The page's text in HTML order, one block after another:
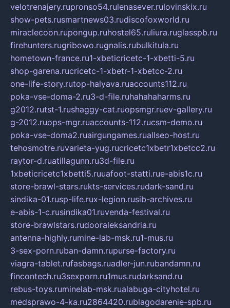
velotrenajery.rupronso54.rulenasever.rulovinskix.ru
show-pets.rusmartnews03.rudiscofoxworld.ru
miraclecoon.rupongup.ruhostel65.ruliura.ruglasspb.ru
firehunters.rugribowo.rugnalis.rubulkitula.ru
hometown-france.ru1-xbeticricetc-1-xbetti-5.ru
shop-garena.rucricetc-1-xbetr-1-xbetcc-2.ru
one-life-story.rutop-halyava.ruaccounts112.ru
poka-vse-doma-2.ru3-d-file.ruhahahaharms.ru
g2012.rutst-1.rushaggy-cat.ruopsmgr.ruev-gallery.ru
g-2012.ruops-mgr.ruaccounts-112.rucsm-demo.ru
poka-vse-doma2.ruairgungames.ruallseo-host.ru
tehosmotre.ruvarieta-yug.rucricetc1xbetr1xbetcc2.ru
raytor-d.ruatillagunn.ru3d-file.ru
1xbeticricetc1xbetti5.ruuafoot-statti.rue-abis1c.ru
store-brawl-stars.rukts-services.rudark-sand.ru
sindika-01.rusp-life.rux-legion.rusib-archives.ru
e-abis-1-c.rusindika01.ruvenda-festival.ru
store-brawlstars.rudooraleksandria.ru
antenna-highly.rumine-lab-msk.ru1-mus.ru
3-sex-porn.ruban-damn.rupurse-factory.ru
viagra-tablet.rufasbags.ruadler-jun.rubandamn.ru
fincontech.ru3sexporn.ru1mus.rudarksand.ru
rebus-toys.ruminelab-msk.rualabuga-cityhotel.ru
medsprawo-4-ka.ru2864420.rublagodarenie-spb.ru